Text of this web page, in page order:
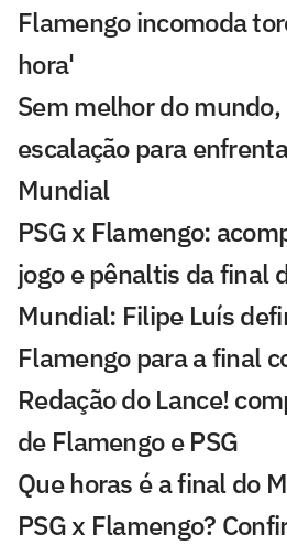
Flamengo incomoda
hora'
Sem melhor do mundo,
escalação para
Mundial
PSG x Flamengo:
jogo e pênaltis da final
Mundial: Filipe Luís
Flamengo para a final
Redação do Lance!
de Flamengo e PSG
Que horas é a final do
PSG x Flamengo?